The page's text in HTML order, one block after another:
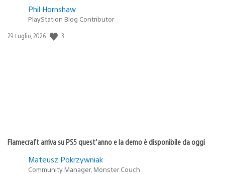
Phil Hornshaw
PlayStation Blog Contributor
Data
29 Luglio, 2026 3
Flamecraft arriva su PS5 quest’anno e la demo è disponibile da oggi
Mateusz Pokrzywniak
Community Manager, Monster Couch